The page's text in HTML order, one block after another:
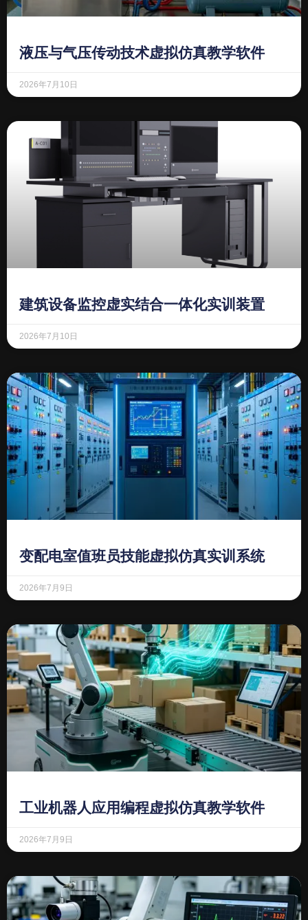
液压与气压传动技术虚拟仿真教学软件
2026年7月10日
建筑设备监控虚实结合一体化实训装置
2026年7月10日
变配电室值班员技能虚拟仿真实训系统
2026年7月9日
工业机器人应用编程虚拟仿真教学软件
2026年7月9日